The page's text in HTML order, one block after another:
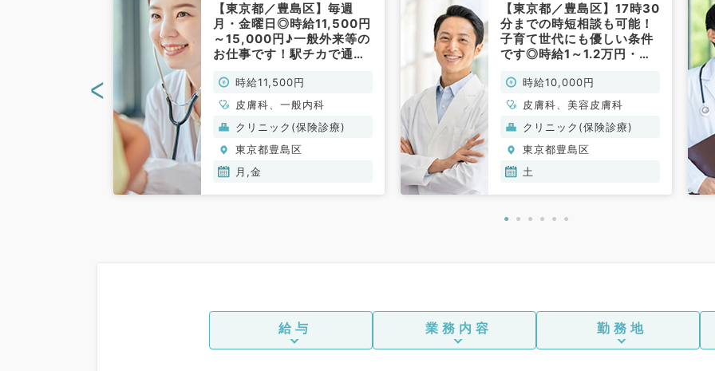
【東京都／豊島区】毎週
月・金曜日◎時給11,500円
～15,000円♪一般外来等の
お仕事です！駅チカで通勤
／非常勤）
時給11,500円
皮膚科、一般内科
クリニック(保険診療)
東京都豊島区
月,金
【東京都／豊島区】17時30
分までの時短相談も可能！
子育て世代にも優しい条件
です◎時給1～1.2万円・毎
能（皮膚科・美容皮膚科／
非常勤）
時給10,000円
皮膚科、美容皮膚科
クリニック(保険診療)
東京都豊島区
土
<
給与 業務内容 勤務地